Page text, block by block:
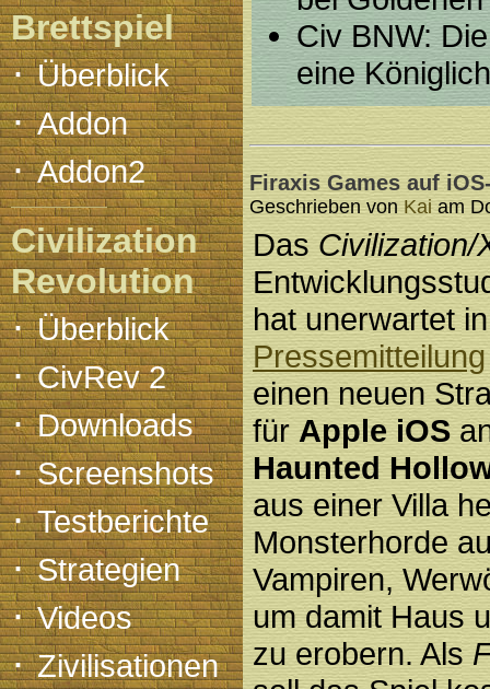
Brettspiel
·Überblick
·Addon
·Addon2
Civilization
Revolution
·Überblick
·CivRev 2
·Downloads
·Screenshots
·Testberichte
·Strategien
·Videos
·Zivilisationen
Civ BNW:
eine
Firaxis Games auf
Geschrieben vonKaiam
DasCivilization/
hat unerwartet
Pressemitteilung
einen neuen
für Apple iOS
Haunted
aus einer Villa
Monsterhorde
Vampiren,
um damit Haus
zu erobern. Als